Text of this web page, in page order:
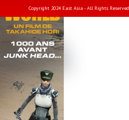
Copyright 2024 East Asia - All Rights Reserved